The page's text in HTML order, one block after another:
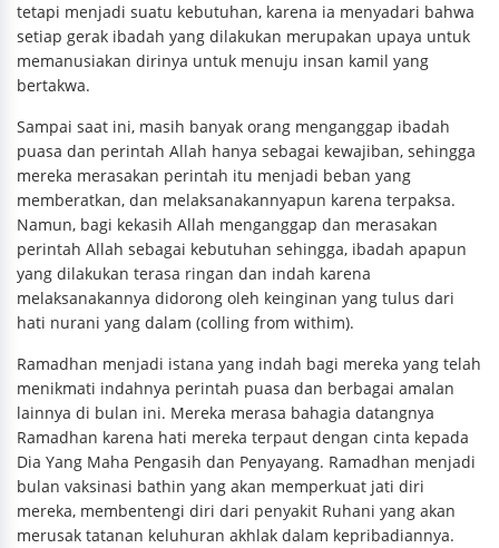
tetapi menjadi suatu kebutuhan, karena ia menyadari bahwa
setiap gerak ibadah yang dilakukan merupakan upaya untuk
memanusiakan dirinya untuk menuju insan kamil yang
bertakwa.
Sampai saat ini, masih banyak orang menganggap ibadah
puasa dan perintah Allah hanya sebagai kewajiban, sehingga
mereka merasakan perintah itu menjadi beban yang
memberatkan, dan melaksanakannyapun karena terpaksa.
Namun, bagi kekasih Allah menganggap dan merasakan
perintah Allah sebagai kebutuhan sehingga, ibadah apapun
yang dilakukan terasa ringan dan indah karena
melaksanakannya didorong oleh keinginan yang tulus dari
hati nurani yang dalam (colling from withim).
Ramadhan menjadi istana yang indah bagi mereka yang telah
menikmati indahnya perintah puasa dan berbagai amalan
lainnya di bulan ini. Mereka merasa bahagia datangnya
Ramadhan karena hati mereka terpaut dengan cinta kepada
Dia Yang Maha Pengasih dan Penyayang. Ramadhan menjadi
bulan vaksinasi bathin yang akan memperkuat jati diri
mereka, membentengi diri dari penyakit Ruhani yang akan
merusak tatanan keluhuran akhlak dalam kepribadiannya.